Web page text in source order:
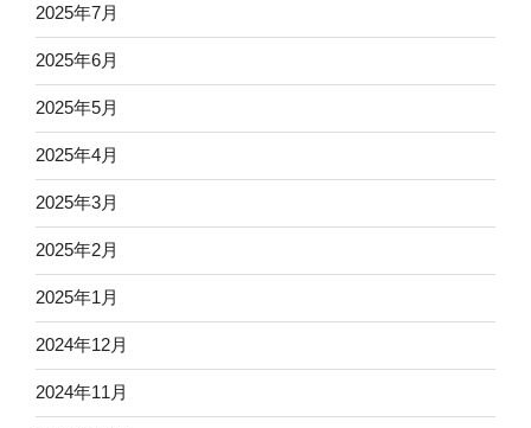
2025年7月
2025年6月
2025年5月
2025年4月
2025年3月
2025年2月
2025年1月
2024年12月
2024年11月